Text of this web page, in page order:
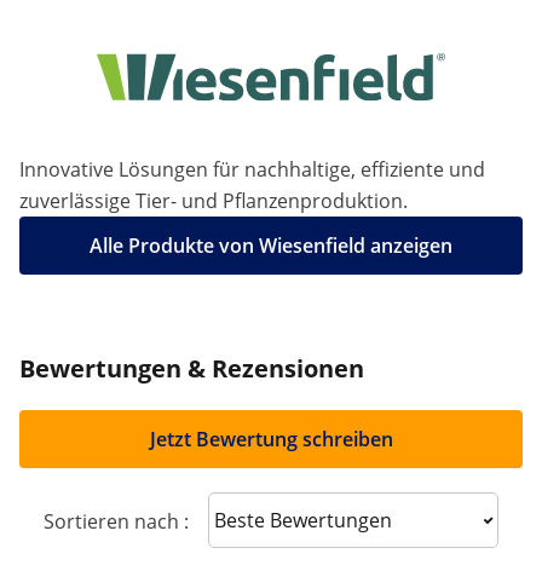
Innovative Lösungen für nachhaltige, effiziente und
zuverlässige Tier- und Pflanzenproduktion.
Alle Produkte von Wiesenfield anzeigen
Bewertungen & Rezensionen
Jetzt Bewertung schreiben
Sortieren nach : Sort reviews